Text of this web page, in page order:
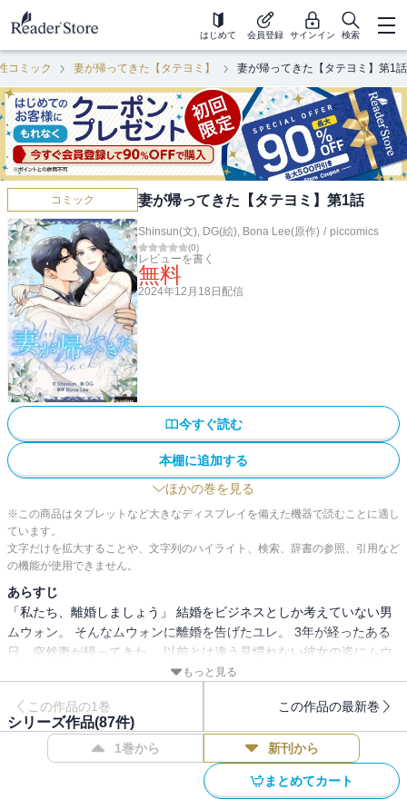
はじめて 会員登録 サインイン 検索
コミック 妻が帰ってきた【タテヨミ】 妻が帰ってきた【タテヨミ】第1話
コミック 妻が帰ってきた【タテヨミ】第1話
Shinsun(文), DG(絵), Bona Lee(原作) / piccomics
(0)
レビューを書く
無料
2024年12月18日 配信
今すぐ読む
本棚に追加する
ほかの巻を見る
※この商品はタブレットなど大きなディスプレイを備えた機器で読むことに適し
ています。
文字だけを拡大することや、文字列のハイライト、検索、辞書の参照、引用など
の機能が使用できません。
あらすじ
「私たち、離婚しましょう」 結婚をビジネスとしか考えていない男
ムウォン。 そんなムウォンに離婚を告げたユレ。 3年が経ったある
日、突然妻が帰ってきた。 以前とは違う見慣れない彼女の姿にムウ
ォンの胸は高鳴る。 二人は今度こそお互いを理解しあうことができ
もっと見る
この作品の1巻 この作品の最新巻
シリーズ作品(87件)
1巻から 新刊から
まとめてカート